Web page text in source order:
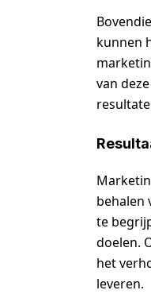
kunnen
van
behalen
te
doelen.
het
leveren.